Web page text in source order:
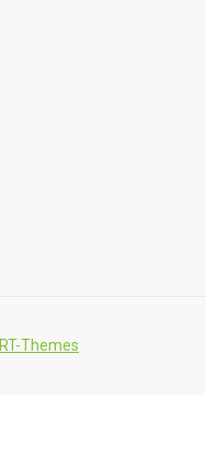
RT-Themes